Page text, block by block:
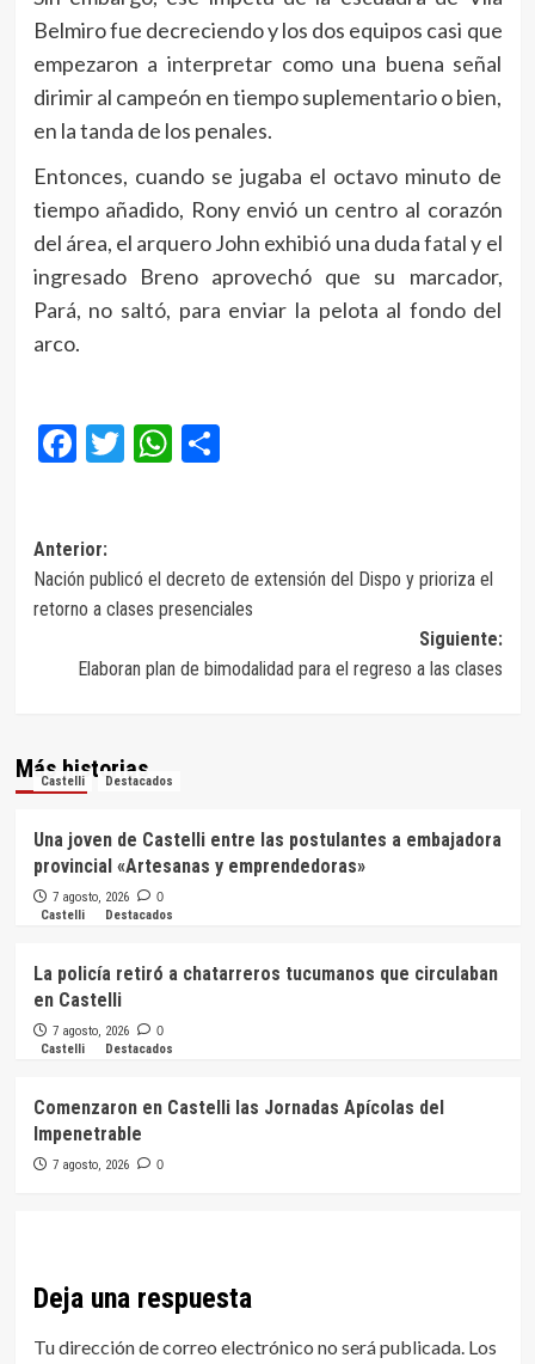
Belmiro fue decreciendo y los dos equipos casi que
empezaron a interpretar como una buena señal
dirimir al campeón en tiempo suplementario o bien,
en la tanda de los penales.
Entonces, cuando se jugaba el octavo minuto de
tiempo añadido, Rony envió un centro al corazón
del área, el arquero John exhibió una duda fatal y el
ingresado Breno aprovechó que su marcador,
Pará, no saltó, para enviar la pelota al fondo del
arco.
Facebook
Twitter
WhatsApp
Compartir
Navegación
de
entradas
Anterior:
Nación publicó el decreto de extensión del Dispo y prioriza el
retorno a clases presenciales
Siguiente:
Elaboran plan de bimodalidad para el regreso a las clases
Más historias
Castelli Destacados
Una joven de Castelli entre las postulantes a embajadora
provincial «Artesanas y emprendedoras»
7 agosto, 2026 0
Castelli Destacados
La policía retiró a chatarreros tucumanos que circulaban
en Castelli
7 agosto, 2026 0
Castelli Destacados
Comenzaron en Castelli las Jornadas Apícolas del
Impenetrable
7 agosto, 2026 0
Deja una respuesta
Tu dirección de correo electrónico no será publicada. Los